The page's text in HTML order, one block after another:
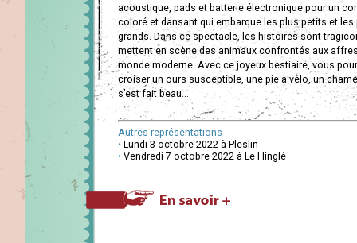
acoustique, pads et batterie électronique pour un
coloré et dansant qui embarque les plus petits et les
grands. Dans ce spectacle, les histoires sont
mettent en scène des animaux confrontés aux
monde moderne. Avec ce joyeux bestiaire, vous
croiser un ours susceptible, une pie à vélo, un
s’est fait beau…
Autres représentations :
• Lundi 3 octobre 2022 à Pleslin
• Vendredi 7 octobre 2022 à Le Hinglé